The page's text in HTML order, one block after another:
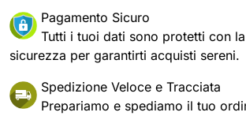
Pagamento Sicuro
Tutti i tuoi dati sono protetti con
sicurezza per garantirti acquisti sereni.
Spedizione Veloce e Tracciata
Prepariamo e spediamo il tuo